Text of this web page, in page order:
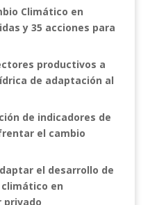
Climático en
y 35 acciones para
productivos a
de adaptación al
de indicadores de
el cambio
el desarrollo de
en
privado